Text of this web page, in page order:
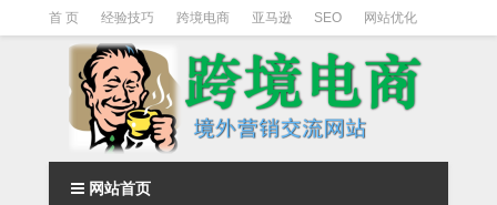
首 页 经验技巧 跨境电商 亚马逊 SEO 网站优化
Facebook营销 Facebook广告 facebook营销技巧
instagram营销
网站首页